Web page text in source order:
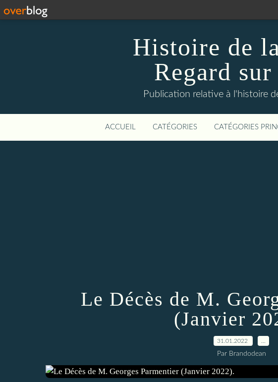
Histoire de
Regard
Publication relative à l'histoire
ACCUEIL CATÉGORIES CATÉGORIES
Le Décès de M.
(Janvier
31.01.2022
Par Brandodean